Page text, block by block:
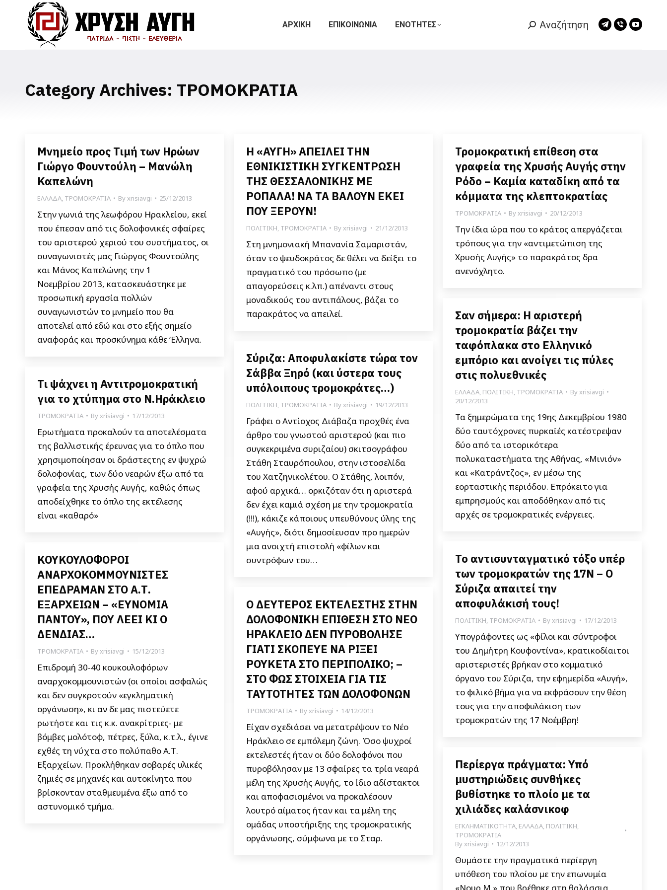
ΑΡΧΙΚΗ ΕΠΙΚΟΙΝΩΝΙΑ ΕΝΟΤΗΤΕΣ Search:
Αναζήτηση
Telegram
Viber
Category Archives: ΤΡΟΜΟΚΡΑΤΙΑ
Μνημείο προς Τιμή των Hρώων
Γιώργο Φουντούλη – Μανώλη
Καπελώνη
ΕΛΛΑΔΑ, ΤΡΟΜΟΚΡΑΤΙΑ Byxrisiavgi 25/12/2013
Στην γωνιά της λεωφόρου Ηρακλείου, εκεί
που έπεσαν από τις δολοφονικές σφαίρες
του αριστερού χεριού του συστήματος, οι
συναγωνιστές μας Γιώργος Φουντούλης
και Μάνος Καπελώνης την 1
Νοεμβρίου 2013, κατασκευάστηκε με
προσωπική εργασία πολλών
συναγωνιστών το μνημείο που θα
αποτελεί από εδώ και στο εξής σημείο
αναφοράς και προσκύνημα κάθε ‘Ελληνα.
Η «ΑΥΓΗ» ΑΠΕΙΛΕΙ ΤΗΝ
ΕΘΝΙΚΙΣΤΙΚΗ ΣΥΓΚΕΝΤΡΩΣΗ
ΤΗΣ ΘΕΣΣΑΛΟΝΙΚΗΣ ΜΕ
ΡΟΠΑΛΑ! ΝΑ ΤΑ ΒΑΛΟΥΝ ΕΚΕΙ
ΠΟΥ ΞΕΡΟΥΝ!
ΠΟΛΙΤΙΚΗ, ΤΡΟΜΟΚΡΑΤΙΑ Byxrisiavgi 21/12/2013
Στη μνημονιακή Μπανανία Σαμαριστάν,
όταν το ψευδοκράτος δε θέλει να δείξει το
πραγματικό του πρόσωπο (με
απαγορεύσεις κ.λπ.) απέναντι στους
μοναδικούς του αντιπάλους, βάζει το
παρακράτος να απειλεί.
Τρομοκρατική επίθεση στα
γραφεία της Χρυσής Αυγής στην
Ρόδο – Καμία καταδίκη από τα
κόμματα της κλεπτοκρατίας
ΤΡΟΜΟΚΡΑΤΙΑ Byxrisiavgi 20/12/2013
Την ίδια ώρα που το κράτος απεργάζεται
τρόπους για την «αντιμετώπιση της
Χρυσής Αυγής» το παρακράτος δρα
ανενόχλητο.
Σαν σήμερα: Η αριστερή
τρομοκρατία βάζει την
ταφόπλακα στο Ελληνικό
εμπόριο και ανοίγει τις πύλες
στις πολυεθνικές
ΕΛΛΑΔΑ, ΠΟΛΙΤΙΚΗ, ΤΡΟΜΟΚΡΑΤΙΑ Byxrisiavgi
20/12/2013
Τα ξημερώματα της 19ης Δεκεμβρίου 1980
δύο ταυτόχρονες πυρκαϊές κατέστρεψαν
δύο από τα ιστορικότερα
πολυκαταστήματα της Αθήνας, «Μινιόν»
και «Κατράντζος», εν μέσω της
εορταστικής περιόδου. Επρόκειτο για
εμπρησμούς και αποδόθηκαν από τις
αρχές σε τρομοκρατικές ενέργειες.
Σύριζα: Αποφυλακίστε τώρα τον
Σάββα Ξηρό (και ύστερα τους
υπόλοιπους τρομοκράτες…)
ΠΟΛΙΤΙΚΗ, ΤΡΟΜΟΚΡΑΤΙΑ Byxrisiavgi 19/12/2013
Γράφει ο Αντίοχος Διάβαζα προχθές ένα
άρθρο του γνωστού αριστερού (και πιο
συγκεκριμένα συριζαίου) σκιτσογράφου
Στάθη Σταυρόπουλου, στην ιστοσελίδα
του Χατζηνικολέτου. Ο Στάθης, λοιπόν,
αφού αρχικά… ορκιζόταν ότι η αριστερά
δεν έχει καμιά σχέση με την τρομοκρατία
(!!!), κάκιζε κάποιους υπευθύνους ύλης της
«Αυγής», διότι δημοσίευσαν προ ημερών
μια ανοιχτή επιστολή «φίλων και
συντρόφων του…
Τι ψάχνει η Αντιτρομοκρατική
για το χτύπημα στο Ν.Ηράκλειο
ΤΡΟΜΟΚΡΑΤΙΑ Byxrisiavgi 17/12/2013
Ερωτήματα προκαλούν τα αποτελέσματα
της βαλλιστικής έρευνας για το όπλο που
χρησιμοποίησαν οι δράστεςτης εν ψυχρώ
δολοφονίας, των δύο νεαρών έξω από τα
γραφεία της Χρυσής Αυγής, καθώς όπως
αποδείχθηκε το όπλο της εκτέλεσης
είναι «καθαρό»
Το αντισυνταγματικό τόξο υπέρ
των τρομοκρατών της 17Ν – Ο
Σύριζα απαιτεί την
αποφυλάκισή τους!
ΠΟΛΙΤΙΚΗ, ΤΡΟΜΟΚΡΑΤΙΑ Byxrisiavgi 17/12/2013
Υπογράφοντες ως «φίλοι και σύντροφοι
του Δημήτρη Κουφοντίνα», κρατικοδίαιτοι
αριστεριστές βρήκαν στο κομματικό
όργανο του Σύριζα, την εφημερίδα «Αυγή»,
το φιλικό βήμα για να εκφράσουν την θέση
τους για την αποφυλάκιση των
τρομοκρατών της 17 Νοέμβρη!
ΚΟΥΚΟΥΛΟΦΟΡΟΙ
ΑΝΑΡΧΟΚΟΜΜΟΥΝΙΣΤΕΣ
ΕΠΕΔΡΑΜΑΝ ΣΤΟ Α.Τ.
ΕΞΑΡΧΕΙΩΝ – «ΕΥΝΟΜΙΑ
ΠΑΝΤΟΥ», ΠΟΥ ΛΕΕΙ ΚΙ Ο
ΔΕΝΔΙΑΣ…
ΤΡΟΜΟΚΡΑΤΙΑ Byxrisiavgi 15/12/2013
Επιδρομή 30-40 κουκουλοφόρων
αναρχοκομμουνιστών (οι οποίοι ασφαλώς
και δεν συγκροτούν «εγκληματική
οργάνωση», κι αν δε μας πιστεύετε
ρωτήστε και τις κ.κ. ανακρίτριες- με
βόμβες μολότοφ, πέτρες, ξύλα, κ.τ.λ., έγινε
εχθές τη νύχτα στο πολύπαθο Α.Τ.
Εξαρχείων. Προκλήθηκαν σοβαρές υλικές
ζημιές σε μηχανές και αυτοκίνητα που
βρίσκονταν σταθμευμένα έξω από το
αστυνομικό τμήμα.
Ο ΔΕΥΤΕΡΟΣ ΕΚΤΕΛΕΣΤΗΣ ΣΤΗΝ
ΔΟΛΟΦΟΝΙΚΗ ΕΠΙΘΕΣΗ ΣΤΟ ΝΕΟ
ΗΡΑΚΛΕΙΟ ΔΕΝ ΠΥΡΟΒΟΛΗΣΕ
ΓΙΑΤΙ ΣΚΟΠΕΥΕ ΝΑ ΡΙΞΕΙ
ΡΟΥΚΕΤΑ ΣΤΟ ΠΕΡΙΠΟΛΙΚΟ; –
ΣΤΟ ΦΩΣ ΣΤΟΙΧΕΙΑ ΓΙΑ ΤΙΣ
ΤΑΥΤΟΤΗΤΕΣ ΤΩΝ ΔΟΛΟΦΟΝΩΝ
ΤΡΟΜΟΚΡΑΤΙΑ Byxrisiavgi 14/12/2013
Είχαν σχεδιάσει να μετατρέψουν το Νέο
Ηράκλειο σε εμπόλεμη ζώνη. Όσο ψυχροί
εκτελεστές ήταν οι δύο δολοφόνοι που
πυροβόλησαν με 13 σφαίρες τα τρία νεαρά
μέλη της Χρυσής Αυγής, το ίδιο αδίστακτοι
και αποφασισμένοι να προκαλέσουν
λουτρό αίματος ήταν και τα μέλη της
ομάδας υποστήριξης της τρομοκρατικής
οργάνωσης, σύμφωνα με το Σταρ.
Περίεργα πράγματα: Υπό
μυστηριώδεις συνθήκες
βυθίστηκε το πλοίο με τα
χιλιάδες καλάσνικοφ
ΕΓΚΛΗΜΑΤΙΚΟΤΗΤΑ, ΕΛΛΑΔΑ, ΠΟΛΙΤΙΚΗ,
ΤΡΟΜΟΚΡΑΤΙΑ
Byxrisiavgi 12/12/2013
Θυμάστε την πραγματικά περίεργη
υπόθεση του πλοίου με την επωνυμία